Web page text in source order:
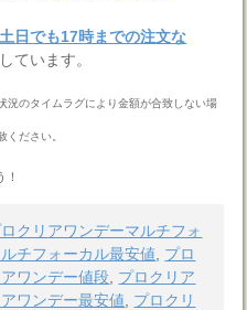
日でも17時までの注文な
ています。
のタイムラグにより金額が合致しない場
ください。
クリアワンデーマルチフォ
チフォーカル最安値
プロ
ワンデー値段 プロクリア
ワンデー最安値
プロクリ